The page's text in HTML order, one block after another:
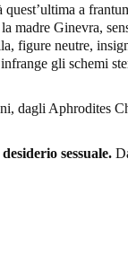
quest’ultima a
madre Ginevra,
figure neutre,
gli schemi
dagli Aphrodites
sessuale.